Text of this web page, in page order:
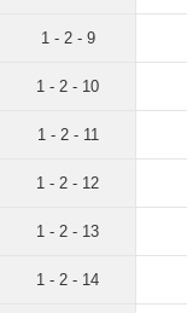
1 - 2 - 9
1 - 2 - 10
1 - 2 - 11
1 - 2 - 12
1 - 2 - 13
1 - 2 - 14